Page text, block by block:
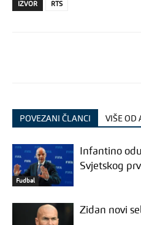
IZVOR RTS
POVEZANI ČLANCI VIŠE OD
Fudbal
Infantino
Svjetskog
Zidan novi